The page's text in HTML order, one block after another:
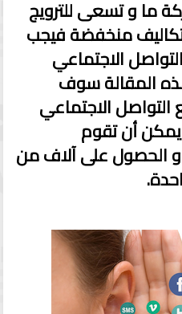
ما و تسعى للترويج
منخفضة فيجب
الاجتماعي
المقالة سوف
الاجتماعي
أن تقوم
و الحصول على آلاف من